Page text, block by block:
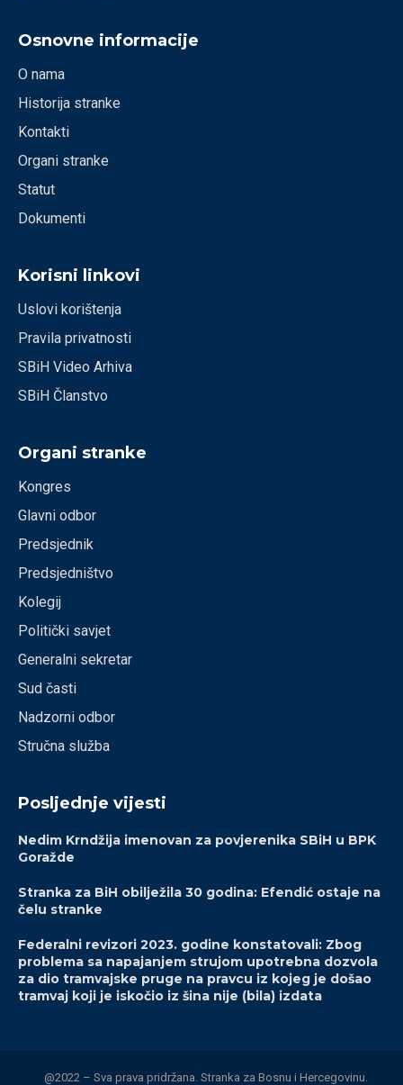
Osnovne informacije
O nama
Historija stranke
Kontakti
Organi stranke
Statut
Dokumenti
Korisni linkovi
Uslovi korištenja
Pravila privatnosti
SBiH Video Arhiva
SBiH Članstvo
Organi stranke
Kongres
Glavni odbor
Predsjednik
Predsjedništvo
Kolegij
Politički savjet
Generalni sekretar
Sud časti
Nadzorni odbor
Stručna služba
Posljednje vijesti
Nedim Krndžija imenovan za povjerenika SBiH u BPK
Goražde
Stranka za BiH obilježila 30 godina: Efendić ostaje na
čelu stranke
Federalni revizori 2023. godine konstatovali: Zbog
problema sa napajanjem strujom upotrebna dozvola
za dio tramvajske pruge na pravcu iz kojeg je došao
tramvaj koji je iskočio iz šina nije (bila) izdata
@2022 – Sva prava pridržana. Stranka za Bosnu i Hercegovinu.